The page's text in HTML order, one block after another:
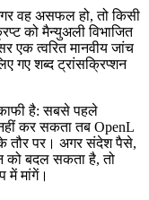
वह असफल हो, तो किसी
को मैन्युअली विभाजित
एक त्वरित मानवीय जांच
गए शब्द ट्रांसक्रिप्शन
काफी है: सबसे पहले
कर सकता तब OpenL
तौर पर। अगर संदेश पैसे,
को बदल सकता है, तो
में मांगें।